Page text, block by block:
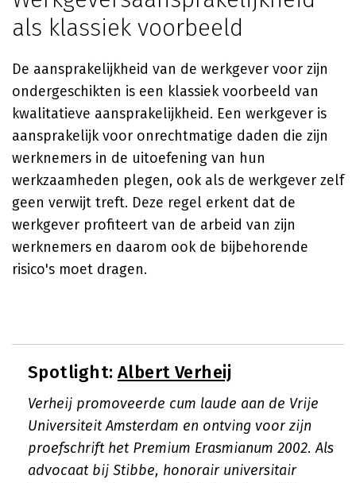
als klassiek voorbeeld
De aansprakelijkheid van de werkgever voor zijn
ondergeschikten is een klassiek voorbeeld van
kwalitatieve aansprakelijkheid. Een werkgever is
aansprakelijk voor onrechtmatige daden die zijn
werknemers in de uitoefening van hun
werkzaamheden plegen, ook als de werkgever zelf
geen verwijt treft. Deze regel erkent dat de
werkgever profiteert van de arbeid van zijn
werknemers en daarom ook de bijbehorende
risico's moet dragen.
Spotlight: Albert Verheij
Verheij promoveerde cum laude aan de Vrije
Universiteit Amsterdam en ontving voor zijn
proefschrift het Premium Erasmianum 2002. Als
advocaat bij Stibbe, honorair universitair